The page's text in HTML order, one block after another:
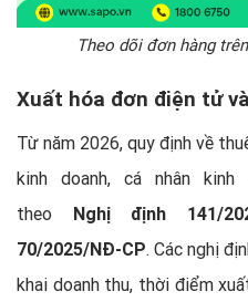
Theo dõi đơn hàng
Xuất hóa đơn điện tử
Từ năm 2026, quy định về
kinh doanh, cá nhân
theo Nghị định 141/
70/2025/NĐ-CP. Các nghị
khai doanh thu, thời điểm